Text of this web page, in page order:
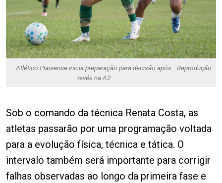
Atlético Piauiense inicia preparação para decisão após
revés na A2
Reprodução
Sob o comando da técnica Renata Costa, as
atletas passarão por uma programação voltada
para a evolução física, técnica e tática. O
intervalo também será importante para corrigir
falhas observadas ao longo da primeira fase e